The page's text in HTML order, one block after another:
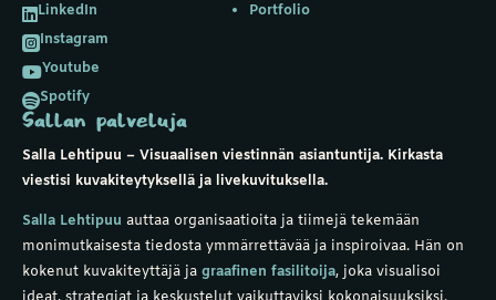
LinkedIn
 Instagram
Youtube
Spotify
Portfolio
Sallan palveluja
Salla Lehtipuu – Visuaalisen viestinnän asiantuntija. Kirkasta
viestisi kuvakiteytyksellä ja livekuvituksella.
Salla Lehtipuu auttaa organisaatioita ja tiimejä tekemään
monimutkaisesta tiedosta ymmärrettävää ja inspiroivaa. Hän on
kokenut kuvakiteyttäjä ja graafinen fasilitoija, joka visualisoi